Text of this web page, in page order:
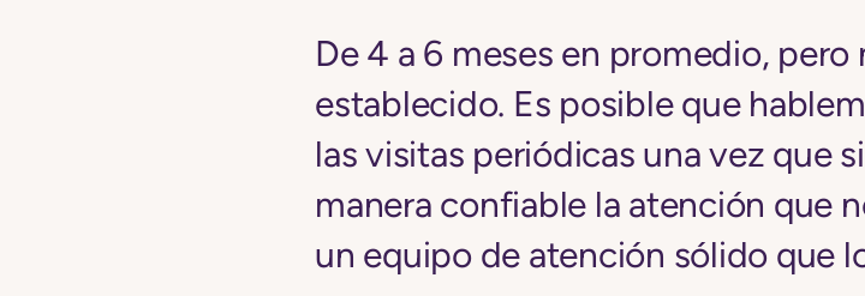
De 4 a 6 meses en promedio, pero
establecido. Es posible que
las visitas periódicas una vez que
manera confiable la atención que
un equipo de atención sólido que